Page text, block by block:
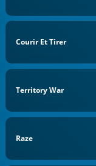
Courir Et Tirer
Territory War
Raze